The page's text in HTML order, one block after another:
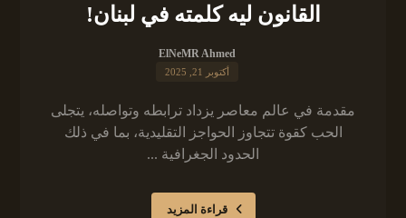
القانون ليه كلمته في لبنان!
ElNeMR Ahmed
أكتوبر 21, 2025
مقدمة في عالم معاصر يزداد ترابطه وتواصله، يتجلى
الحب كقوة تتجاوز الحواجز التقليدية، بما في ذلك
الحدود الجغرافية ...
قراءة المزيد